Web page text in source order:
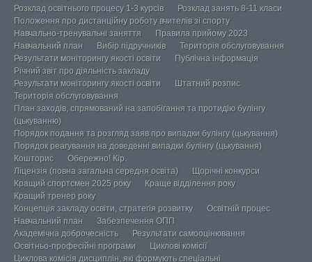
Розклад освітнього процесу 1-3 курсів
Розклад занять 8-11 класи
Положення про дистанційну роботу вчителів зі спорту
Навчально-тренувальні заняття
Правила прийому 2023
Навчальний план
Вибір підручників
Територія обслуговування
Результати моніторингу якості освіти
Публічна інформація
Річний звіт про діяльність закладу
Результати моніторингу якості освіти
Штатний розпис
Територія обслуговування
План заходів, спрямований на запобігання та протидію булінгу
(цькуванню)
Порядок подання та розгляд заяв про випадки булінгу (цькування)
Порядок реагування на доведенні випадки булінгу (цькування)
Кошторис
Обережно! Кір.
Ліцензія (повна загальна середня освіта)
Щорічні конкурси
Кращий спортсмен 2025 року
Краще відділення року
Кращий тренер року
Концепція закладу освіти, стратегія розвитку
Освітній процес
Навчальний план
Забезпечення ОПП
Академічна доброчесність
Результати самооцінювання
Освітньо-професійні програми
Циклові комісії
Циклова комісія дисциплін, які формують спеціальні